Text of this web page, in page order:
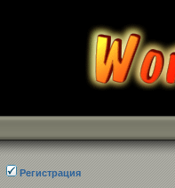
Регистрация